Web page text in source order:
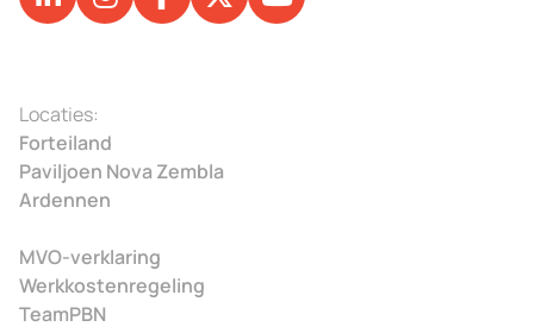
Locaties:
Forteiland
Paviljoen Nova Zembla
Ardennen
MVO-verklaring
Werkkostenregeling
TeamPBN